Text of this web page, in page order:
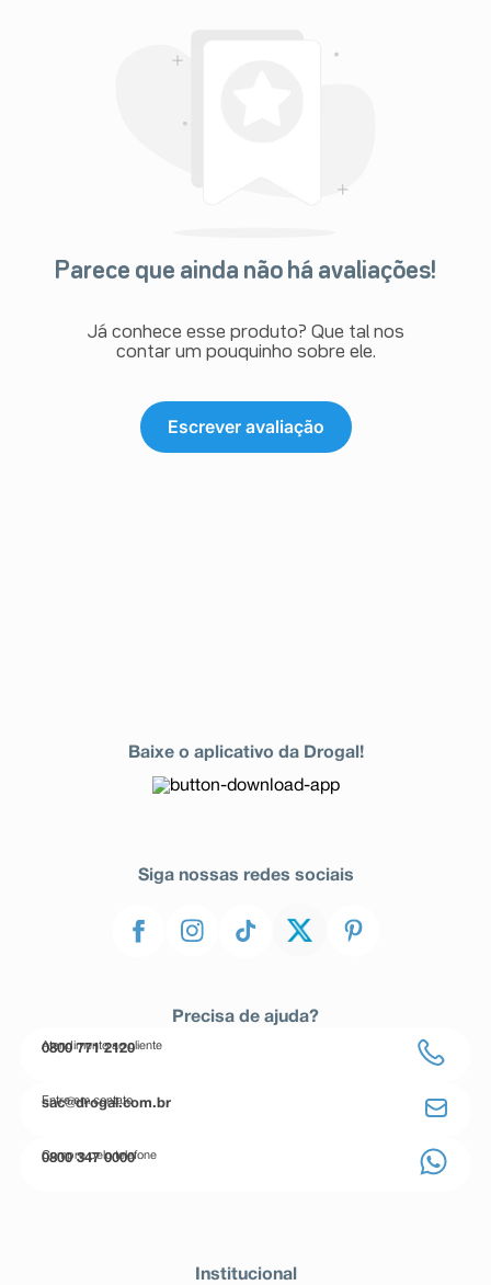
Parece que ainda não há avaliações!
Já conhece esse produto? Que tal nos
contar um pouquinho sobre ele.
Escrever avaliação
Baixe o aplicativo da Drogal!
Siga nossas redes sociais
Precisa de ajuda?
Atendimento ao cliente
0800 771 2120
Entre em contato
sac@drogal.com.br
Compre pelo telefone
0800 347 0000
Institucional